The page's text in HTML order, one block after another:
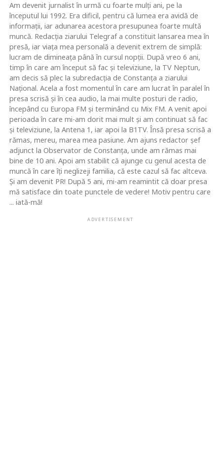
Am devenit jurnalist în urmă cu foarte mulţi ani, pe la
începutul lui 1992. Era dificil, pentru că lumea era avidă de
informaţii, iar adunarea acestora presupunea foarte multă
muncă. Redacţia ziarului Telegraf a constituit lansarea mea în
presă, iar viaţa mea personală a devenit extrem de simplă:
lucram de dimineaţa până în cursul nopţii. După vreo 6 ani,
timp în care am început să fac şi televiziune, la TV Neptun,
am decis să plec la subredacţia de Constanţa a ziarului
Naţional. Acela a fost momentul în care am lucrat în paralel în
presa scrisă şi în cea audio, la mai multe posturi de radio,
începând cu Europa FM şi terminând cu Mix FM. A venit apoi
perioada în care mi-am dorit mai mult şi am continuat să fac
şi televiziune, la Antena 1, iar apoi la B1TV. Însă presa scrisă a
rămas, mereu, marea mea pasiune. Am ajuns redactor şef
adjunct la Observator de Constanţa, unde am rămas mai
bine de 10 ani. Apoi am stabilit că ajunge cu genul acesta de
muncă în care îţi neglizeji familia, că este cazul să fac altceva.
Şi am devenit PR! După 5 ani, mi-am reamintit că doar presa
mă satisface din toate punctele de vedere! Motiv pentru care
... iată-mă!
ADVERTISEMENT